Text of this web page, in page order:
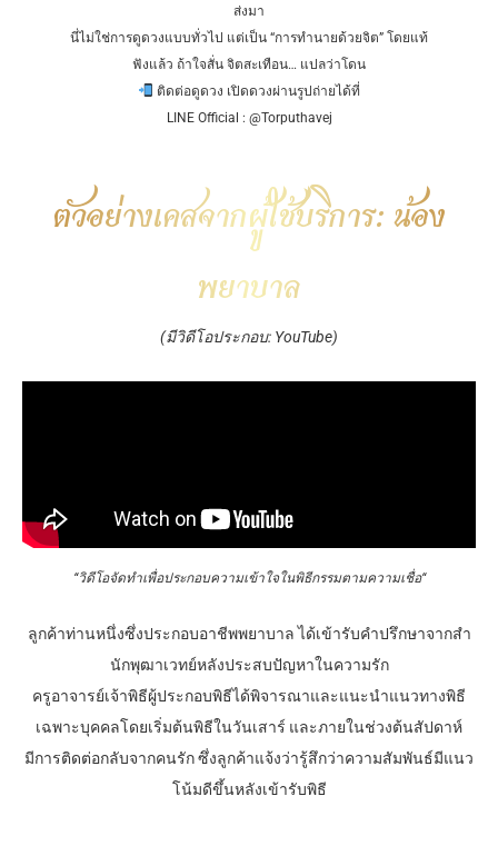
ส่งมา
นี่ไม่ใช่การดูดวงแบบทั่วไป แต่เป็น “การทำนายด้วยจิต” โดยแท้
ฟังแล้ว ถ้าใจสั่น จิตสะเทือน… แปลว่าโดน
ติดต่อดูดวง เปิดดวงผ่านรูปถ่ายได้ที่
LINE Official : @Torputhavej
ตัวอย่างเคสจากผู้ใช้บริการ: น้อง
พยาบาล
(มีวิดีโอประกอบ: YouTube)
“วิดีโอจัดทำเพื่อประกอบความเข้าใจในพิธีกรรมตามความเชื่อ“
ลูกค้าท่านหนึ่งซึ่งประกอบอาชีพพยาบาล ได้เข้ารับคำปรึกษาจากสำ
นักพุฒาเวทย์หลังประสบปัญหาในความรัก
ครูอาจารย์เจ้าพิธีผู้ประกอบพิธีได้พิจารณาและแนะนำแนวทางพิธี
เฉพาะบุคคลโดยเริ่มต้นพิธีในวันเสาร์ และภายในช่วงต้นสัปดาห์
มีการติดต่อกลับจากคนรัก ซึ่งลูกค้าแจ้งว่ารู้สึกว่าความสัมพันธ์มีแนว
โน้มดีขึ้นหลังเข้ารับพิธี